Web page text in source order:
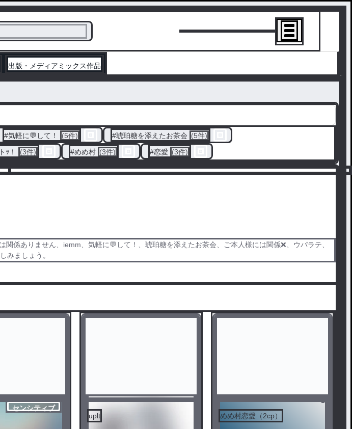
出版・メディアミックス作品
#気軽に💬して！ (5件) #琥珀糖を添えたお茶会 (5件)
ｯ！ (3件) #めめ村 (3件) #恋愛 (3件)
係ありません、iemm、気軽に💬して！、琥珀糖を添えたお茶会、ご本人様には関係❌、ウパラテ、
みましょう。
センシティブ
uplt めめ村恋愛（2cp）